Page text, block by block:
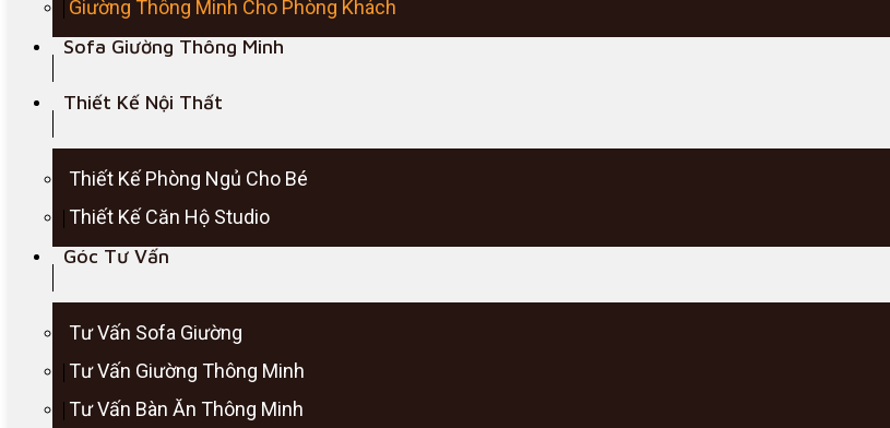
Giường Thông Minh Cho Phòng Khách
Sofa Giường Thông Minh
Thiết Kế Nội Thất
Thiết Kế Phòng Ngủ Cho Bé
Thiết Kế Căn Hộ Studio
Góc Tư Vấn
Tư Vấn Sofa Giường
Tư Vấn Giường Thông Minh
Tư Vấn Bàn Ăn Thông Minh